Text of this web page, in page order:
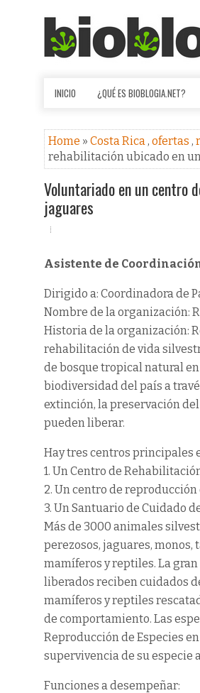
INICIO ¿QUÉ ES BIOBLOGIA.NET?
Home » Costa Rica, ofertas ,
rehabilitación ubicado en
Voluntariado en un centro
jaguares
Asistente de
Dirigido a: Coordinadora de
Nombre de la organización:
Historia de la organización:
rehabilitación de vida
de bosque tropical natural
biodiversidad del país a
extinción, la preservación
pueden liberar.
Hay tres centros principales
1. Un Centro de
2. Un centro de
3. Un Santuario de Cuidado
Más de 3000 animales
perezosos, jaguares, monos,
mamíferos y reptiles. La
liberados reciben cuidados
mamíferos y reptiles
de comportamiento. Las
Reproducción de Especies
supervivencia de su especie
Funciones a desempeñar: